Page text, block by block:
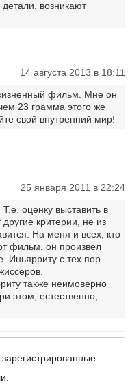
детали, возникают
14 августа 2013 в 18:11
фильм. Мне он
23 грамма этого же
свой внутренний мир!
25 января 2011 в 22:24
оценку выставить в
критерии, не из
На меня и всех, кто
фильм, он произвел
Иньярриту с тех пор
также неимоверно
этом, естественно,